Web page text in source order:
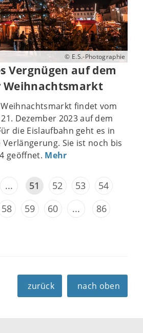
© E.S.-Photographie
Vergnügen auf dem
Weihnachtsmarkt
findet vom
Dezember 2023 auf dem
die Eislaufbahn geht es in
Sie ist noch bis
geöffnet. Mehr
... 51 52 53
54
58 59 60 ... 86
zurück nach oben